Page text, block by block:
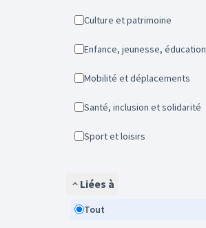
Culture et patrimoine
Enfance, jeunesse, éducation
Mobilité et déplacements
Santé, inclusion et solidarité
Sport et loisirs
Liées à
Tout